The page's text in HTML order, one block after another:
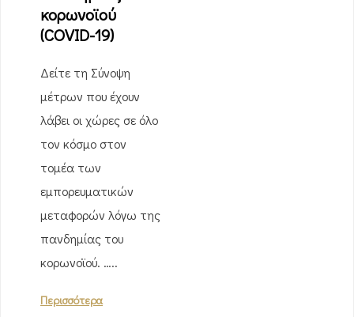
κορωνοϊού
(COVID-19)
Δείτε τη Σύνοψη
μέτρων που έχουν
λάβει οι χώρες σε όλο
τον κόσμο στον
τομέα των
εμπορευματικών
μεταφορών λόγω της
πανδημίας του
κορωνοϊού. …..
Περισσότερα